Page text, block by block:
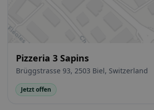
Pizzeria 3 Sapins
Brüggstrasse 93, 2503 Biel, Switzerland
Jetzt offen